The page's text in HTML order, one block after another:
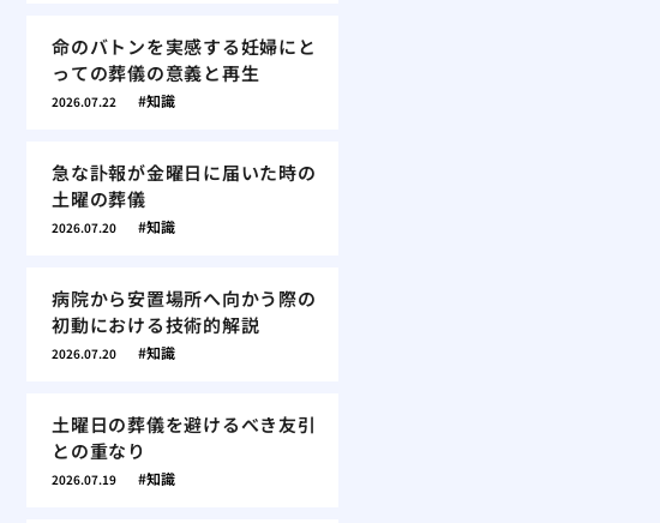
命のバトンを実感する妊婦にと
っての葬儀の意義と再生
2026.07.22 知識
急な訃報が金曜日に届いた時の
土曜の葬儀
2026.07.20 知識
病院から安置場所へ向かう際の
初動における技術的解説
2026.07.20 知識
土曜日の葬儀を避けるべき友引
との重なり
2026.07.19 知識